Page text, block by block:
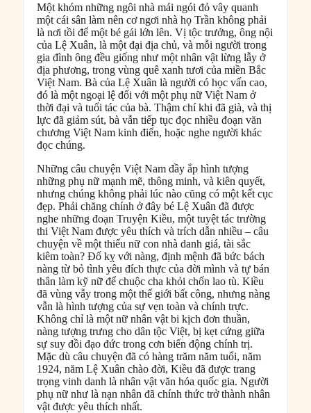
Một khóm những ngôi nhà mái ngói đỏ vây quanh
một cái sân làm nên cơ ngơi nhà họ Trần không phải
là nơi tồi để một bé gái lớn lên. Vị tộc trưởng, ông nội
của Lệ Xuân, là một đại địa chủ, và mỗi người trong
gia đình ông đều giống như một nhân vật lừng lẫy ở
địa phương, trong vùng quê xanh tươi của miền Bắc
Việt Nam. Bà của Lệ Xuân là người có học vấn cao,
đó là một ngoại lệ đối với một phụ nữ Việt Nam ở
thời đại và tuổi tác của bà. Thậm chí khi đã già, và thị
lực đã giảm sút, bà vẫn tiếp tục đọc nhiều đoạn văn
chương Việt Nam kinh điển, hoặc nghe người khác
đọc chúng.
Những câu chuyện Việt Nam đầy ắp hình tượng
những phụ nữ mạnh mẽ, thông minh, và kiên quyết,
nhưng chúng không phải lúc nào cũng có một kết cục
đẹp. Phải chăng chính ở đây bé Lệ Xuân đã được
nghe những đoạn Truyện Kiều, một tuyệt tác trường
thi Việt Nam được yêu thích và trích dẫn nhiều – câu
chuyện về một thiếu nữ con nhà danh giá, tài sắc
kiêm toàn? Đố kỵ với nàng, định mệnh đã bức bách
nàng từ bỏ tình yêu đích thực của đời mình và tự bán
thân làm kỹ nữ để chuộc cha khỏi chốn lao tù. Kiều
đã vùng vẫy trong một thế giới bất công, nhưng nàng
vẫn là hình tượng của sự vẹn toàn và chính trực.
Không chỉ là một nữ nhân vật bi kịch đơn thuần,
nàng tượng trưng cho dân tộc Việt, bị kẹt cứng giữa
sự suy đồi đạo đức trong cơn biến động chính trị.
Mặc dù câu chuyện đã có hàng trăm năm tuổi, năm
1924, năm Lệ Xuân chào đời, Kiều đã được trang
trọng vinh danh là nhân vật văn hóa quốc gia. Người
phụ nữ như là nạn nhân đã chính thức trở thành nhân
vật được yêu thích nhất.